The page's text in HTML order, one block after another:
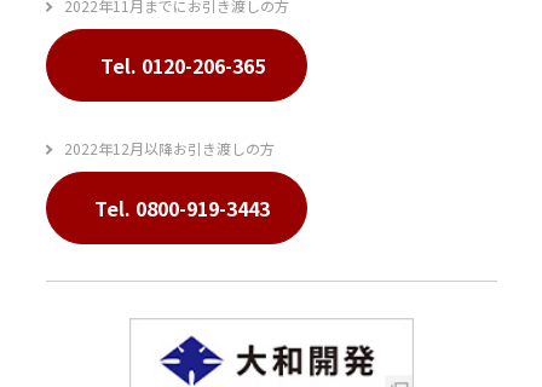
2022年11月までにお引き渡しの方
Tel. 0120-206-365
2022年12月以降お引き渡しの方
Tel. 0800-919-3443